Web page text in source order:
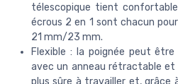
télescopique tient
écrous 2 en 1 sont chacun
21 mm/23 mm.
Flexible : la poignée peut
avec un anneau rétractable et
plus sûre à travailler et, grâce